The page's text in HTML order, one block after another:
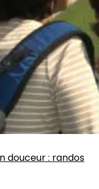
douceur : randos